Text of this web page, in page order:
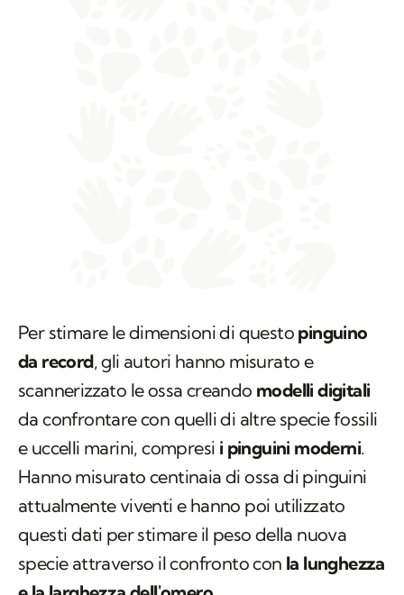
Per stimare le dimensioni di questo pinguino
da record, gli autori hanno misurato e
scannerizzato le ossa creando modelli digitali
da confrontare con quelli di altre specie fossili
e uccelli marini, compresi i pinguini moderni.
Hanno misurato centinaia di ossa di pinguini
attualmente viventi e hanno poi utilizzato
questi dati per stimare il peso della nuova
specie attraverso il confronto con la lunghezza